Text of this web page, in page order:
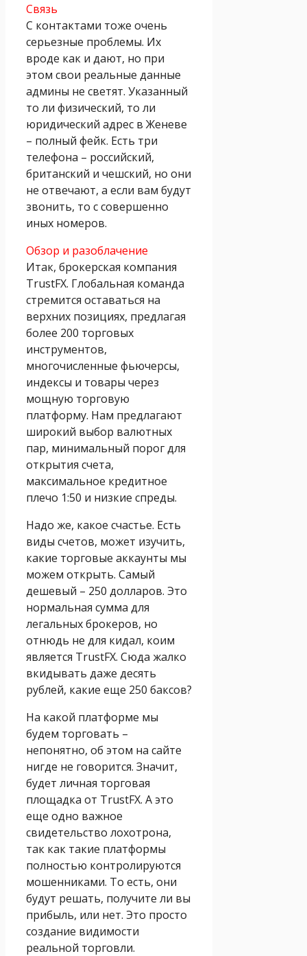
Связь
С контактами тоже очень
серьезные проблемы. Их
вроде как и дают, но при
этом свои реальные данные
админы не светят. Указанный
то ли физический, то ли
юридический адрес в Женеве
– полный фейк. Есть три
телефона – российский,
британский и чешский, но они
не отвечают, а если вам будут
звонить, то с совершенно
иных номеров.
Обзор и разоблачение
Итак, брокерская компания
TrustFX. Глобальная команда
стремится оставаться на
верхних позициях, предлагая
более 200 торговых
инструментов,
многочисленные фьючерсы,
индексы и товары через
мощную торговую
платформу. Нам предлагают
широкий выбор валютных
пар, минимальный порог для
открытия счета,
максимальное кредитное
плечо 1:50 и низкие спреды.
Надо же, какое счастье. Есть
виды счетов, может изучить,
какие торговые аккаунты мы
можем открыть. Самый
дешевый – 250 долларов. Это
нормальная сумма для
легальных брокеров, но
отнюдь не для кидал, коим
является TrustFX. Сюда жалко
вкидывать даже десять
рублей, какие еще 250 баксов?
На какой платформе мы
будем торговать –
непонятно, об этом на сайте
нигде не говорится. Значит,
будет личная торговая
площадка от TrustFX. А это
еще одно важное
свидетельство лохотрона,
так как такие платформы
полностью контролируются
мошенниками. То есть, они
будут решать, получите ли вы
прибыль, или нет. Это просто
создание видимости
реальной торговли.